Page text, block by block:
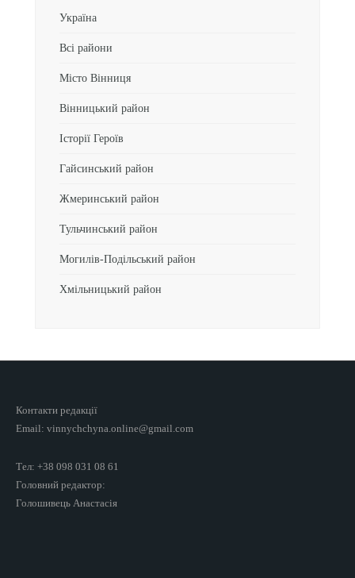
Україна
Всі райони
Місто Вінниця
Вінницький район
Історії Героїв
Гайсинський район
Жмеринський район
Тульчинський район
Могилів-Подільський район
Хмільницький район
Контакти редакції
Email: vinnychchyna.online@gmail.com
Тел: +38 098 031 08 61
Головний редактор:
Голошивець Анастасія